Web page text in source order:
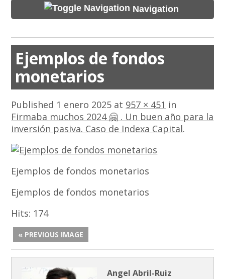
Navigation
Ejemplos de fondos
monetarios
Published 1 enero 2025 at 957 × 451 in
Firmaba muchos 2024 🤗 . Un buen año para la
inversión pasiva. Caso de Indexa Capital.
Ejemplos de fondos monetarios
Ejemplos de fondos monetarios
Hits: 174
« PREVIOUS IMAGE
Angel Abril-Ruiz